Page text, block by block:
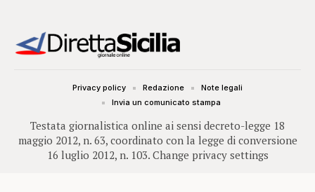
Testata giornalistica online ai sensi decreto-legge 18
maggio 2012, n. 63, coordinato con la legge di conversione
16 luglio 2012, n. 103. Change privacy settings
Privacy policy Redazione
Note legali
Invia un comunicato stampa